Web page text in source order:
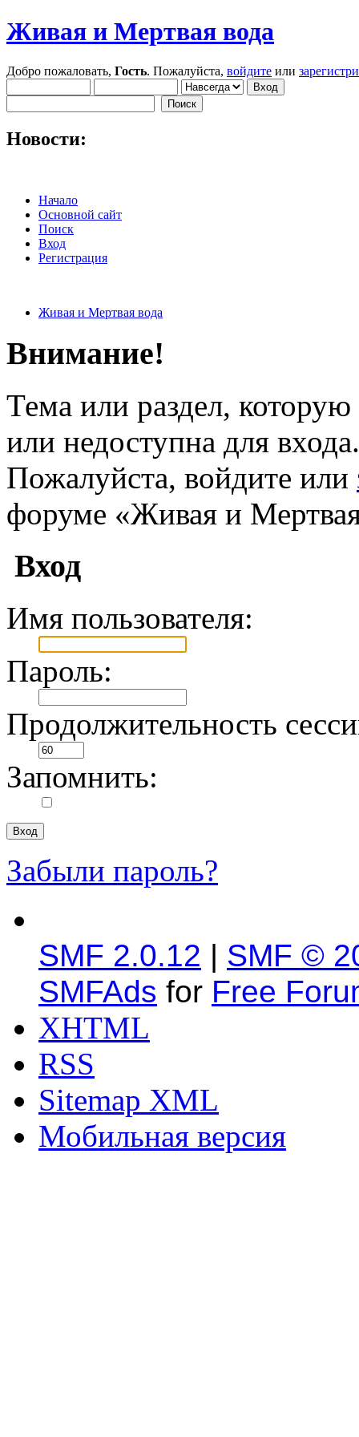
Живая и Мертвая вода
Добро пожаловать, Гость. Пожалуйста, войдите или
Новости:
Начало
Основной сайт
Поиск
Вход
Регистрация
Живая и Мертвая вода
Внимание!
Тема или раздел,
или недоступна для входа.
Пожалуйста, войдите или
форуме «Живая и
Вход
Имя пользователя:
Пароль:
Продолжительность
Запомнить:
Забыли пароль?
SMF 2.0.12 | SMF ©
SMFAds for Free
XHTML
RSS
Sitemap XML
Мобильная версия